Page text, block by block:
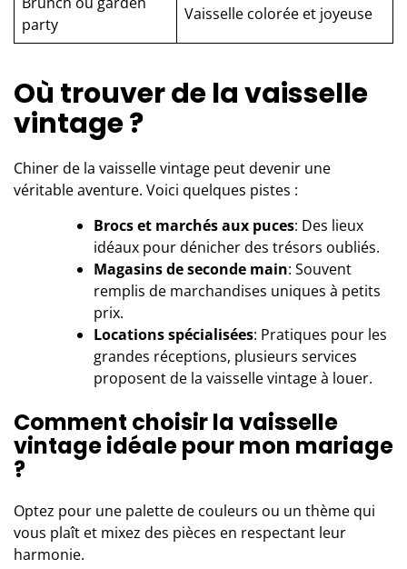
party
Vaisselle colorée et joyeuse
Où trouver de la vaisselle
vintage ?
Chiner de la vaisselle vintage peut devenir une
véritable aventure. Voici quelques pistes :
Brocs et marchés aux puces: Des lieux
idéaux pour dénicher des trésors oubliés.
Magasins de seconde main: Souvent
remplis de marchandises uniques à petits
prix.
Locations spécialisées: Pratiques pour les
grandes réceptions, plusieurs services
proposent de la vaisselle vintage à louer.
Comment choisir la vaisselle
vintage idéale pour mon mariage
?
Optez pour une palette de couleurs ou un thème qui
vous plaît et mixez des pièces en respectant leur
harmonie.